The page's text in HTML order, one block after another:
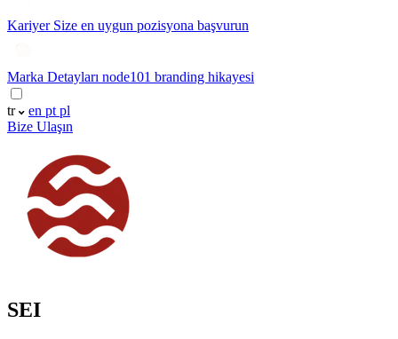
Kariyer Size en uygun pozisyona başvurun
Marka Detayları node101 branding hikayesi
tr en pt pl
Bize Ulaşın
SEI